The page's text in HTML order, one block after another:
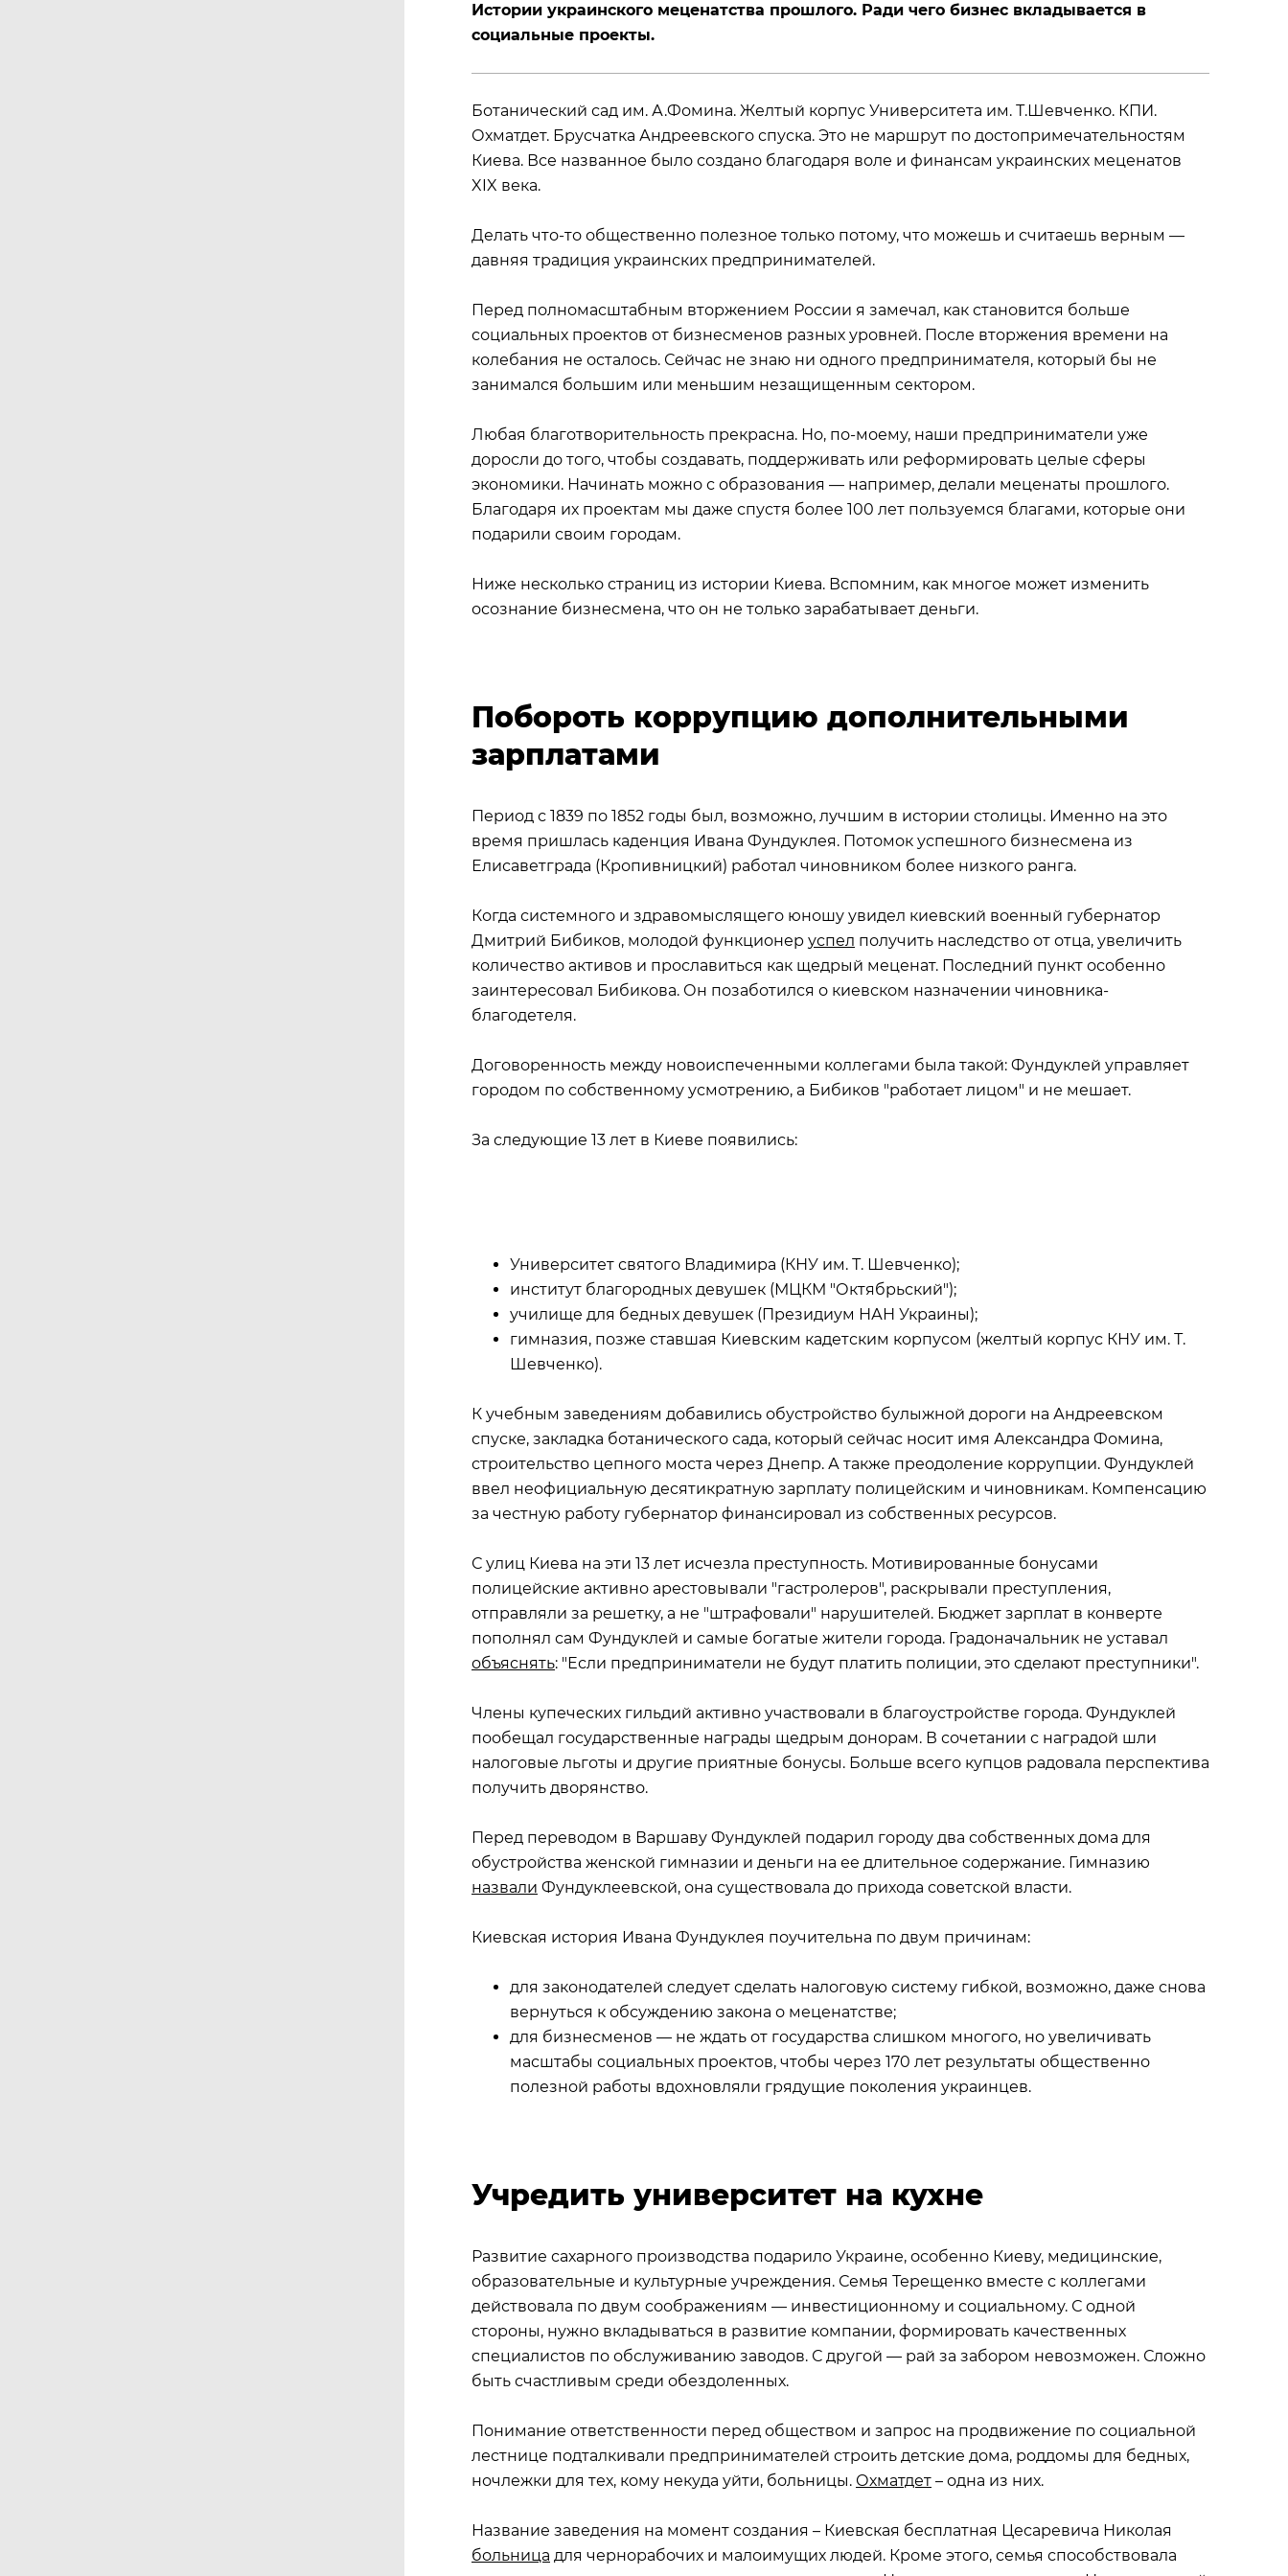
Истории украинского меценатства прошлого. Ради чего бизнес вкладывается в
социальные проекты.
Ботанический сад им. А.Фомина. Желтый корпус Университета им. Т.Шевченко. КПИ.
Охматдет. Брусчатка Андреевского спуска. Это не маршрут по достопримечательностям
Киева. Все названное было создано благодаря воле и финансам украинских меценатов
XIX века.
Делать что-то общественно полезное только потому, что можешь и считаешь верным —
давняя традиция украинских предпринимателей.
Перед полномасштабным вторжением России я замечал, как становится больше
социальных проектов от бизнесменов разных уровней. После вторжения времени на
колебания не осталось. Сейчас не знаю ни одного предпринимателя, который бы не
занимался большим или меньшим незащищенным сектором.
Любая благотворительность прекрасна. Но, по-моему, наши предприниматели уже
доросли до того, чтобы создавать, поддерживать или реформировать целые сферы
экономики. Начинать можно с образования — например, делали меценаты прошлого.
Благодаря их проектам мы даже спустя более 100 лет пользуемся благами, которые они
подарили своим городам.
Ниже несколько страниц из истории Киева. Вспомним, как многое может изменить
осознание бизнесмена, что он не только зарабатывает деньги.
Побороть коррупцию дополнительными
зарплатами
Период с 1839 по 1852 годы был, возможно, лучшим в истории столицы. Именно на это
время пришлась каденция Ивана Фундуклея. Потомок успешного бизнесмена из
Елисаветграда (Кропивницкий) работал чиновником более низкого ранга.
Когда системного и здравомыслящего юношу увидел киевский военный губернатор
Дмитрий Бибиков, молодой функционер успел получить наследство от отца, увеличить
количество активов и прославиться как щедрый меценат. Последний пункт особенно
заинтересовал Бибикова. Он позаботился о киевском назначении чиновника-
благодетеля.
Договоренность между новоиспеченными коллегами была такой: Фундуклей управляет
городом по собственному усмотрению, а Бибиков "работает лицом" и не мешает.
За следующие 13 лет в Киеве появились:
Университет святого Владимира (КНУ им. Т. Шевченко);
институт благородных девушек (МЦКМ "Октябрьский");
училище для бедных девушек (Президиум НАН Украины);
гимназия, позже ставшая Киевским кадетским корпусом (желтый корпус КНУ им. Т.
Шевченко).
К учебным заведениям добавились обустройство булыжной дороги на Андреевском
спуске, закладка ботанического сада, который сейчас носит имя Александра Фомина,
строительство цепного моста через Днепр. А также преодоление коррупции. Фундуклей
ввел неофициальную десятикратную зарплату полицейским и чиновникам. Компенсацию
за честную работу губернатор финансировал из собственных ресурсов.
С улиц Киева на эти 13 лет исчезла преступность. Мотивированные бонусами
полицейские активно арестовывали "гастролеров", раскрывали преступления,
отправляли за решетку, а не "штрафовали" нарушителей. Бюджет зарплат в конверте
пополнял сам Фундуклей и самые богатые жители города. Градоначальник не уставал
объяснять: "Если предприниматели не будут платить полиции, это сделают преступники".
Члены купеческих гильдий активно участвовали в благоустройстве города. Фундуклей
пообещал государственные награды щедрым донорам. В сочетании с наградой шли
налоговые льготы и другие приятные бонусы. Больше всего купцов радовала перспектива
получить дворянство.
Перед переводом в Варшаву Фундуклей подарил городу два собственных дома для
обустройства женской гимназии и деньги на ее длительное содержание. Гимназию
назвали Фундуклеевской, она существовала до прихода советской власти.
Киевская история Ивана Фундуклея поучительна по двум причинам:
для законодателей следует сделать налоговую систему гибкой, возможно, даже снова
вернуться к обсуждению закона о меценатстве;
для бизнесменов — не ждать от государства слишком многого, но увеличивать
масштабы социальных проектов, чтобы через 170 лет результаты общественно
полезной работы вдохновляли грядущие поколения украинцев.
Учредить университет на кухне
Развитие сахарного производства подарило Украине, особенно Киеву, медицинские,
образовательные и культурные учреждения. Семья Терещенко вместе с коллегами
действовала по двум соображениям — инвестиционному и социальному. С одной
стороны, нужно вкладываться в развитие компании, формировать качественных
специалистов по обслуживанию заводов. С другой — рай за забором невозможен. Сложно
быть счастливым среди обездоленных.
Понимание ответственности перед обществом и запрос на продвижение по социальной
лестнице подталкивали предпринимателей строить детские дома, роддомы для бедных,
ночлежки для тех, кому некуда уйти, больницы. Охматдет – одна из них.
Название заведения на момент создания – Киевская бесплатная Цесаревича Николая
больница для чернорабочих и малоимущих людей. Кроме этого, семья способствовала